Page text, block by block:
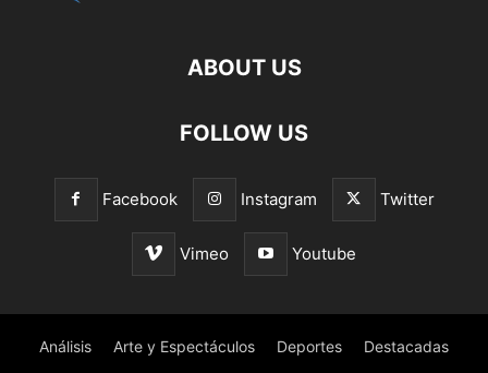
ABOUT US
FOLLOW US
Facebook Instagram Twitter
Vimeo Youtube
Análisis Arte y Espectáculos Deportes Destacadas